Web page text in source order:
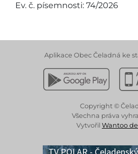
Ev. č. písemnosti: 74/2026
Aplikace Obec Čeladná ke
Stáhnout z Google
Copyright ©
Všechna práva
Vytvořil Wantoo